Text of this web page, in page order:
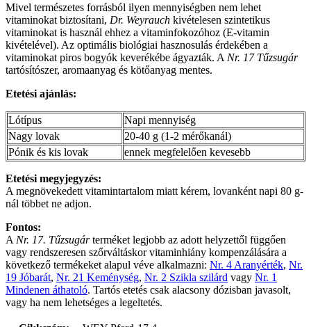
Mivel természetes forrásból ilyen mennyiségben nem lehet
vitaminokat biztosítani, Dr. Weyrauch kivételesen szintetikus
vitaminokat is használ ehhez a vitaminfokozóhoz (E-vitamin
kivételével). Az optimális biológiai hasznosulás érdekében a
vitaminokat piros bogyók keverékébe ágyazták. A Nr. 17 Tűzsugár
tartósítószer, aromaanyag és kötőanyag mentes.
Etetési ajánlás:
Lótípus
Napi mennyiség
Nagy lovak
20-40 g (1-2 mérőkanál)
Pónik és kis lovak
ennek megfelelően kevesebb
Etetési megyjegyzés:
A megnövekedett vitamintartalom miatt kérem, lovanként napi 80 g-
nál többet ne adjon.
Fontos:
A Nr. 17. Tűzsugárterméket legjobb az adott helyzettől függően
vagy rendszeresen szőrváltáskor vitaminhiány kompenzálására a
következő termékeket alapul véve alkalmazni: Nr. 4 Aranyérték, Nr.
19 Jóbarát, Nr. 21 Keménység, Nr. 2 Szikla szilárd vagy Nr. 1
Mindenen áthatoló. Tartós etetés csak alacsony dózisban javasolt,
vagy ha nem lehetséges a legeltetés.